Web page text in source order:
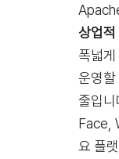
상업
폭넓게
운영할
줄입
Face,
요 플